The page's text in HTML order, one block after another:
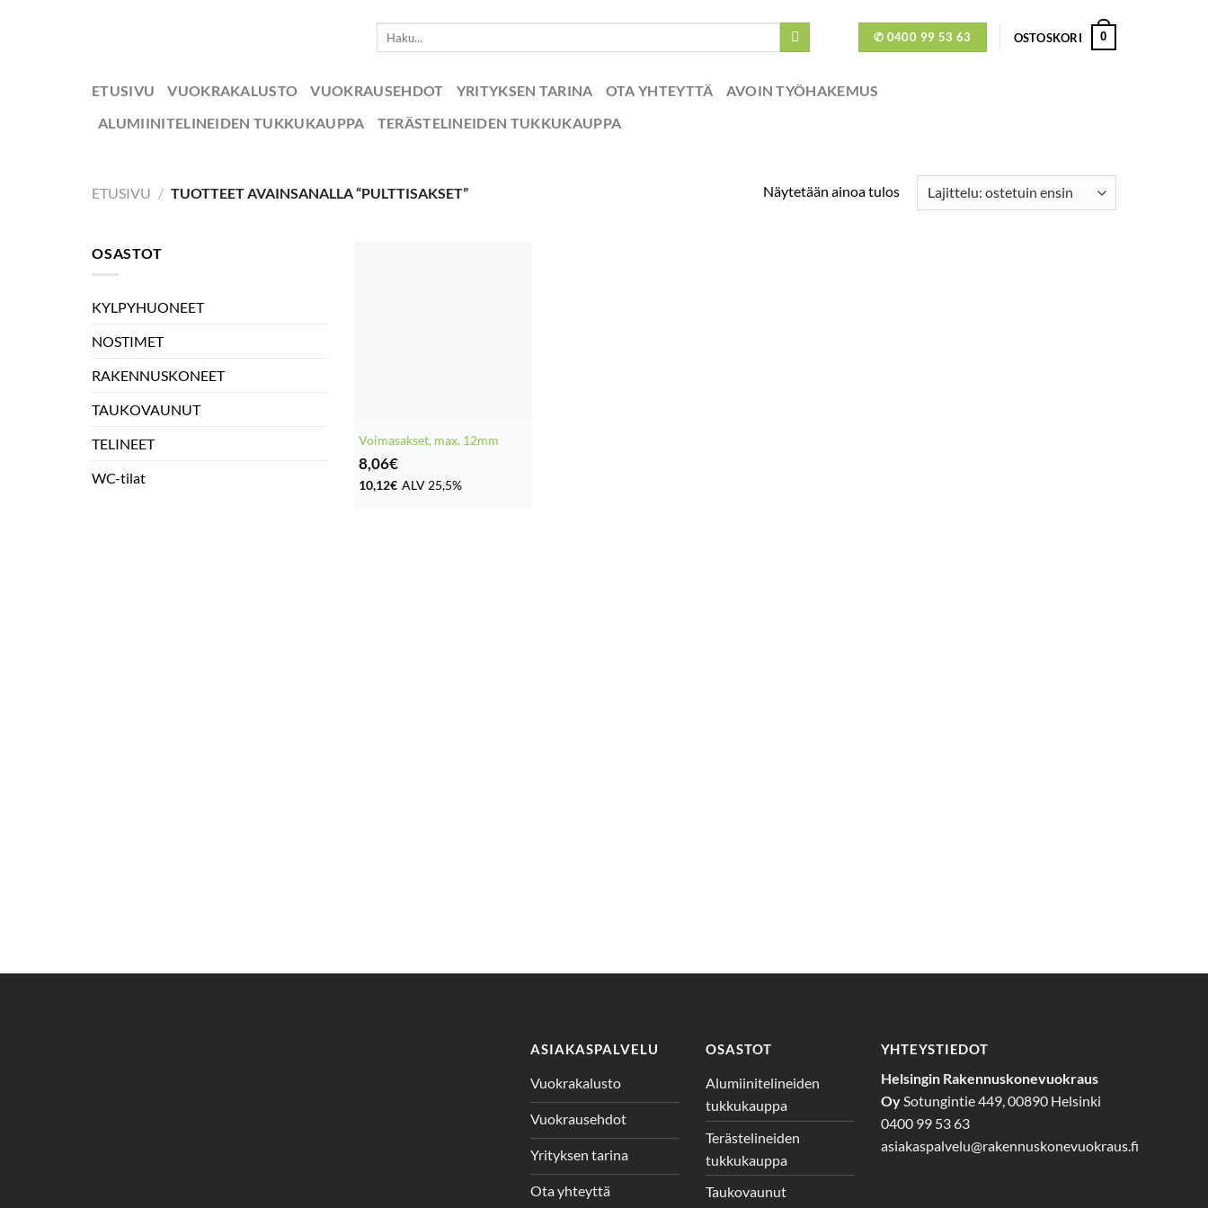
✆ 0400 99 53 63 OSTOSKORI 0
ETUSIVU VUOKRAKALUSTO VUOKRAUSEHDOT YRITYKSEN TARINA OTA YHTEYTTÄ
AVOIN TYÖHAKEMUS
ALUMIINITELINEIDEN TUKKUKAUPPA
TERÄSTELINEIDEN TUKKUKAUPPA
ETUSIVU / TUOTTEET AVAINSANALLA “PULTTISAKSET” Näytetään ainoa tulos
OSASTOT
KYLPYHUONEET
NOSTIMET
RAKENNUSKONEET
TAUKOVAUNUT
TELINEET
WC-tilat
Voimasakset, max. 12mm
8,06€
10,12€ ALV 25,5%
ASIAKASPALVELU
Vuokrakalusto
Vuokrausehdot
Yrityksen tarina
Ota yhteyttä
OSASTOT
Alumiinitelineiden
tukkukauppa
Terästelineiden
tukkukauppa
Taukovaunut
YHTEYSTIEDOT
Helsingin Rakennuskonevuokraus
OySotungintie 449, 00890 Helsinki
0400 99 53 63
asiakaspalvelu@rakennuskonevuokraus.fi